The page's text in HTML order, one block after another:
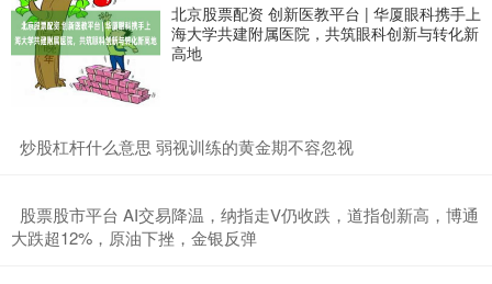
北京股票配资 创新医教平台 | 华厦眼科携手上
海大学共建附属医院，共筑眼科创新与转化新
高地
​炒股杠杆什么意思 弱视训练的黄金期不容忽视
​股票股市平台 AI交易降温，纳指走V仍收跌，道指创新高，博通
大跌超12%，原油下挫，金银反弹